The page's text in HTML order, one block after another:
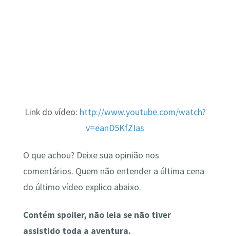
Link do vídeo: http://www.youtube.com/watch?
v=eanD5KfZIas
O que achou? Deixe sua opinião nos
comentários. Quem não entender a última cena
do último vídeo explico abaixo.
Contém spoiler, não leia se não tiver
assistido toda a aventura.